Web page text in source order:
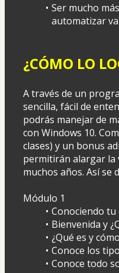
Ser mucho
automatizar
¿CÓMO LO
A través de un
sencilla, fácil de
podrás manejar de
con Windows 10.
clases) y un bonus
permitirán alargar la
muchos años. Así se
Módulo 1
Conociendo
Bienvenida y
¿Qué es y
Conoce los
Conoce todo